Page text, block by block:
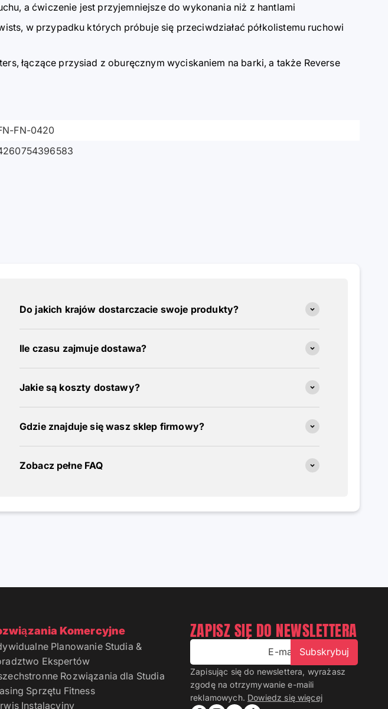
a ćwiczenie jest przyjemniejsze do wykonania niż z hantlami
w przypadku których próbuje się przeciwdziałać półkolistemu ruchowi
łączące przysiad z oburęcznym wyciskaniem na barki, a także Reverse
FN-0420
Do jakich krajów dostarczacie swoje produkty?
Ile czasu zajmuje dostawa?
Jakie są koszty dostawy?
Gdzie znajduje się wasz sklep firmowy?
Zobacz pełne FAQ
Komercyjne
Planowanie Studia &
Ekspertów
Rozwiązania dla Studia
Sprzętu Fitness
Instalacyjny
ZAPISZ SIĘ DO NEWSLETTERA
E-mail Subskrybuj
Zapisując się do newslettera, wyrażasz
zgodę na otrzymywanie e-maili
reklamowych. Dowiedz się więcej